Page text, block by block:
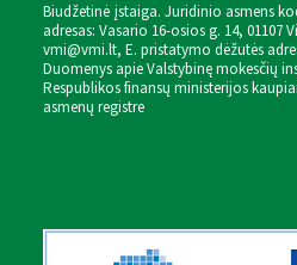
Biudžetinė įstaiga. Juridinio asmens
adresas: Vasario 16-osios g. 14, 01107
vmi@vmi.lt, E. pristatymo dėžutės
Duomenys apie Valstybinę mokesčių
Respublikos finansų ministerijos
asmenų registre